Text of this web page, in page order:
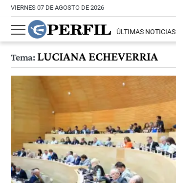
VIERNES 07 DE AGOSTO DE 2026
ÚLTIMAS NOTICIAS
Tema:LUCIANA ECHEVERRIA